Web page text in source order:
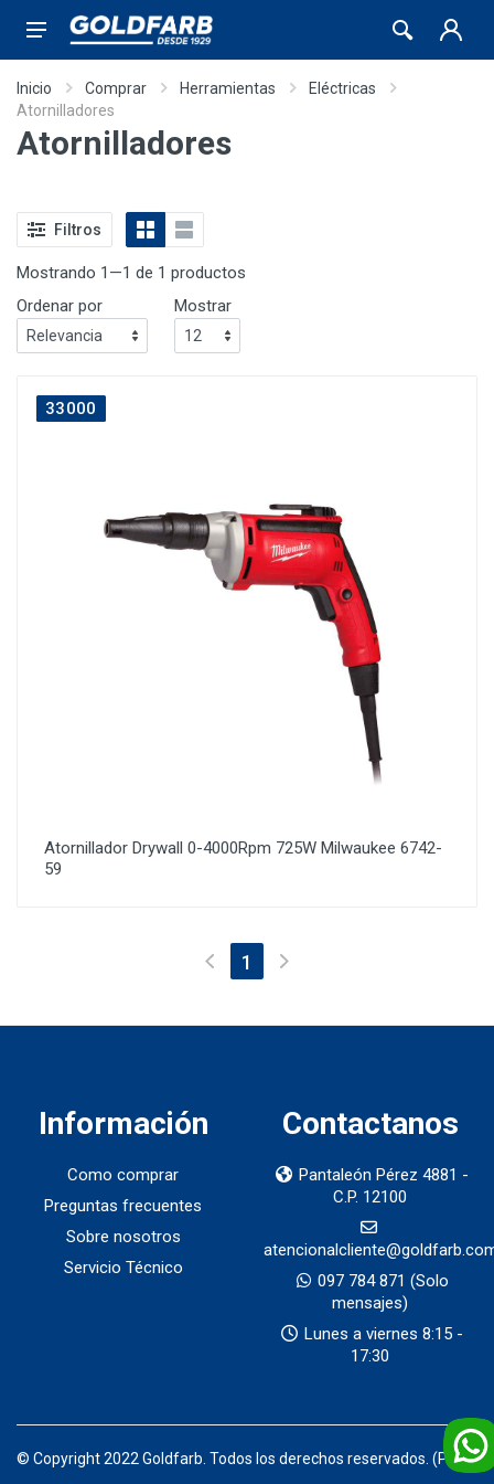
Inicio Comprar Herramientas
Eléctricas
Atornilladores
Atornilladores
Filtros
Mostrando 1—1 de 1 productos
Ordenar por
Mostrar
33000
Atornillador Drywall 0-4000Rpm 725W Milwaukee 6742-
59
1 (current)
Información
Como comprar
Preguntas frecuentes
Sobre nosotros
Servicio Técnico
Contactanos
Pantaleón Pérez 4881 -
C.P. 12100
097 784 871 (Solo
mensajes)
Lunes a viernes 8:15 -
17:30
© Copyright 2022 Goldfarb. Todos los derechos reservados. (Prod)